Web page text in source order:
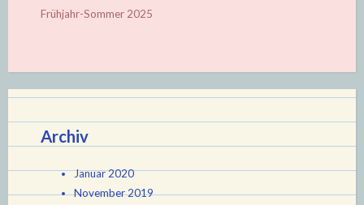
Frühjahr-Sommer 2025
Archiv
Januar 2020
November 2019